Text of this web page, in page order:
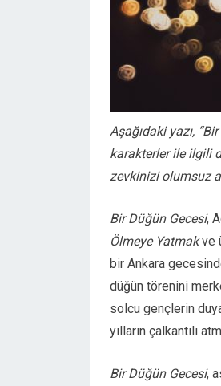
Aşağıdaki yazı,
karakterler ile ilgili
zevkinizi olumsuz
Bir Düğün Gecesi,
Ölmeye Yatmakve
bir Ankara
düğün törenini
solcu gençlerin
yılların çalkantılı
Bir Düğün Gecesi,